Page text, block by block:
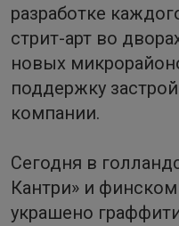
разработке
стрит-арт во
новых
поддержку
компании.
Сегодня в
Кантри» и
украшено